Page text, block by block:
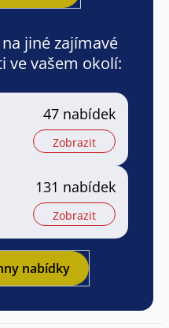
jiné zajímavé
ve vašem okolí:
47 nabídek
Zobrazit
131 nabídek
Zobrazit
nabídky